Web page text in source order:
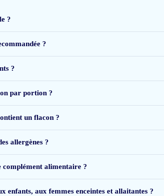
?
?
?
par portion ?
un flacon ?
allergènes ?
complément alimentaire ?
enfants, aux femmes enceintes et allaitantes ?